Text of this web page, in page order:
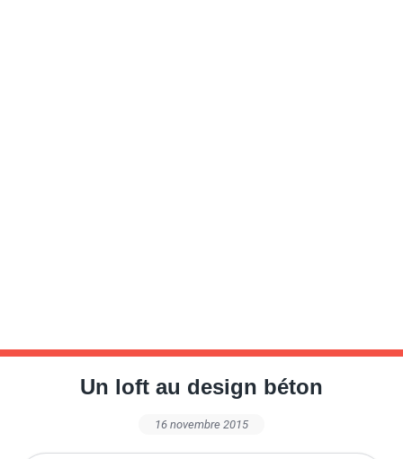
Un loft au design béton
16 novembre 2015